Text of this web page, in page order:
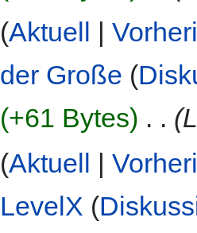
(Aktuell |
der Große (
(+61 Bytes) . .
(Aktuell |
LevelX (